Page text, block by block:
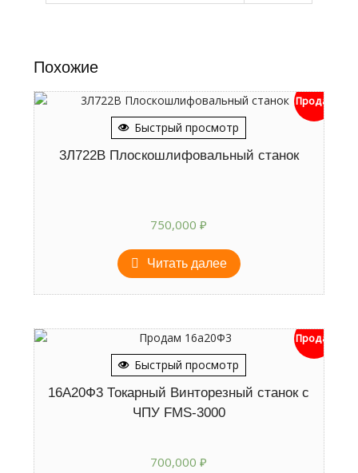
Похожие
Быстрый просмотр
Продан
3Л722В Плоскошлифовальный станок
750,000₽
Читать далее
Быстрый просмотр
Продан
16А20Ф3 Токарный Винторезный станок с
ЧПУ FMS-3000
700,000₽